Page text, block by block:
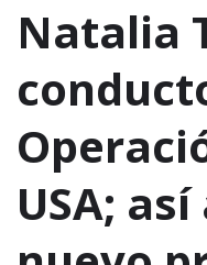
Natalia
USA;